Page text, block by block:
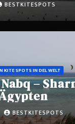
DER
BESTKITESPOTS
KITE SPOTS IN DEL WELT
–
BESTKITESPOTS